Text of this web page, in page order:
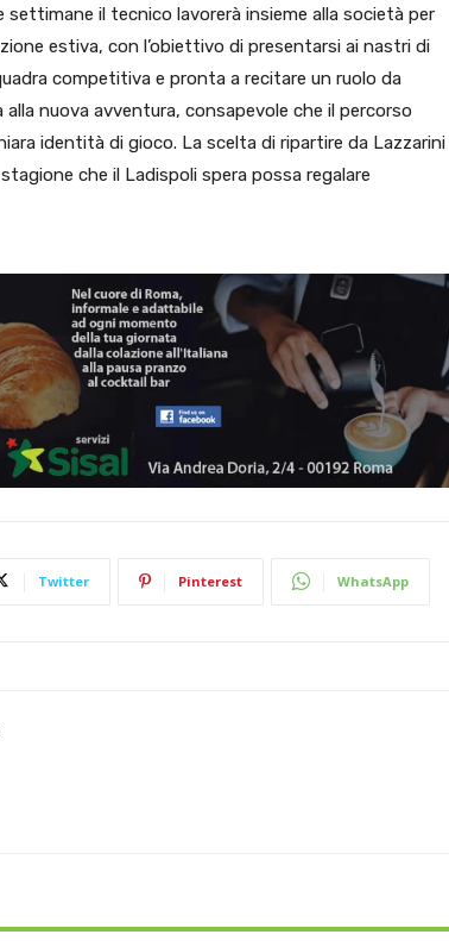
il tecnico lavorerà insieme alla società per
estiva, con l’obiettivo di presentarsi ai nastri di
competitiva e pronta a recitare un ruolo da
nuova avventura, consapevole che il percorso
identità di gioco. La scelta di ripartire da Lazzarini
che il Ladispoli spera possa regalare
Twitter Pinterest WhatsApp